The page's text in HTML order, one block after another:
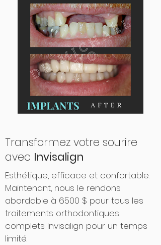
Transformez votre sourire
avec Invisalign
Esthétique, efficace et confortable.
Maintenant, nous le rendons
abordable à 6500 $ pour tous les
traitements orthodontiques
complets Invisalign pour un temps
limité.